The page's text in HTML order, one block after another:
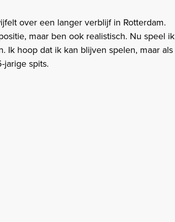
over een langer verblijf in Rotterdam.
maar ben ook realistisch. Nu speel ik
Ik hoop dat ik kan blijven spelen, maar als
jarige spits.